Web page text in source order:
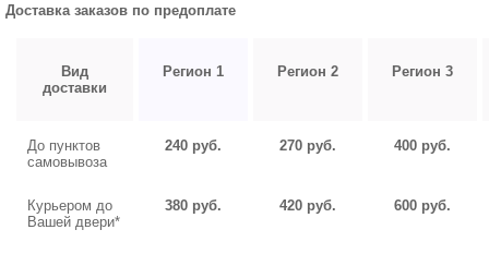
Доставка заказов по предоплате
Вид
доставки
Регион 1 Регион 2 Регион 3
До пунктов
самовывоза
240 руб. 270 руб. 400 руб.
Курьером до
Вашей двери*
380 руб. 420 руб. 600 руб.